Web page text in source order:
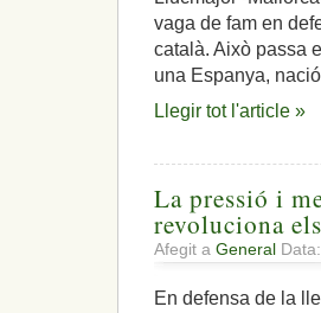
vaga de fam en
català. Això passa
una Espanya,
Llegir tot l'article »
La pressió i
revoluciona
Afegit a General
En defensa de la